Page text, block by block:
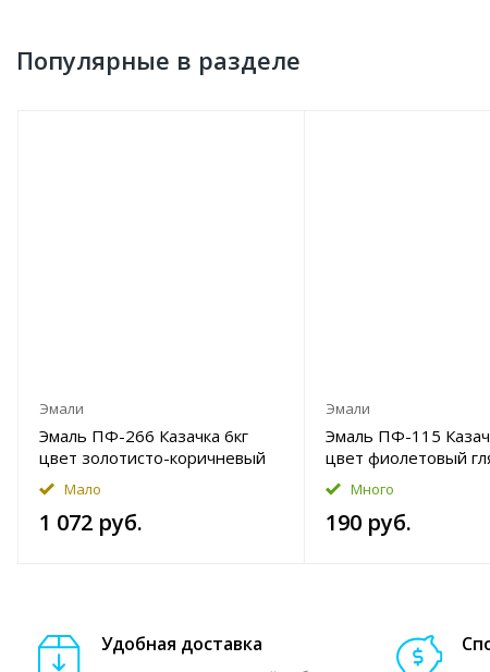
Популярные в разделе
Эмали
Эмаль ПФ-266 Казачка 6кг
цвет золотисто-коричневый
глянцевый Уценка
Мало
1 072 руб.
Эмали
Эмаль ПФ-115
цвет фиолетовый
Уценка
Много
190 руб.
Удобная доставка